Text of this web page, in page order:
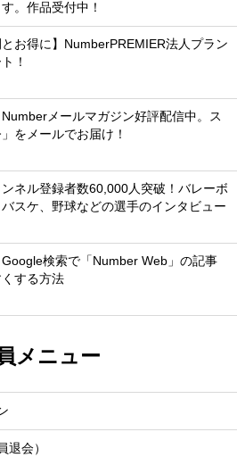
。作品受付中！
とお得に】NumberPREMIER法人プラン
！
Numberメールマガジン好評配信中。ス
をメールでお届け！
ネル登録者数60,000人突破！バレーボ
スケ、野球などの選手のインタビュー
Google検索で「Number Web」の記事
する方法
メニュー
退会）